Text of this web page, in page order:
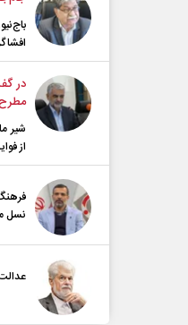
در
شیر
از
نسل